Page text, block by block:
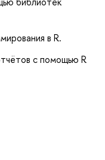
в R.
с помощью R